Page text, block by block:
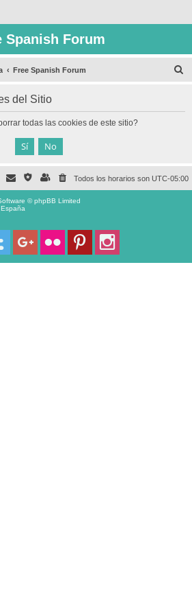
Spanish Forum
Free Spanish Forum
del Sitio
todas las cookies de este sitio?
Todos los horarios son UTC-05:00
© phpBB Limited